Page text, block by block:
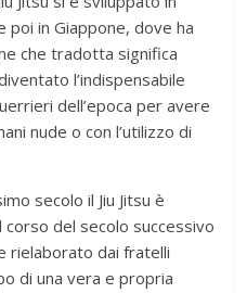
poi in Giappone, dove ha
che tradotta significa
l’indispensabile
dell’epoca per avere
nude o con l’utilizzo di
secolo il Jiu Jitsu è
del secolo successivo
rielaborato dai fratelli
di una vera e propria